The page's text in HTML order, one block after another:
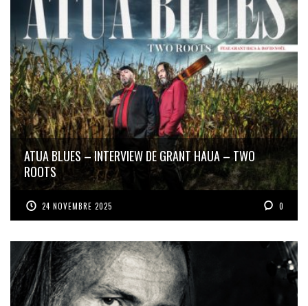
ATUA BLUES – INTERVIEW DE GRANT HAUA – TWO
ROOTS
24 NOVEMBRE 2025 0